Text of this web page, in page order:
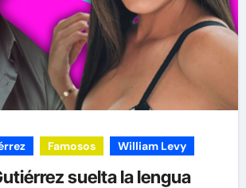
Famosos William Levy
suelta la lengua